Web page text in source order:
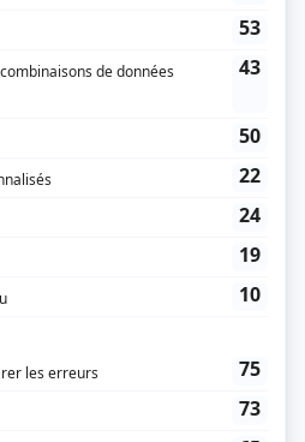
musicale sur la vie d’Elton
narration, les chansons ou
31 mai, courez-y !
directement dans le vif du
le personnage d’Elton John fait
d’un costume orange avec
en regard caméra :
« je suis
colères ingérables
». Tout est
côté « paillette et glam’ » de ce
qui sera des moins agréables.